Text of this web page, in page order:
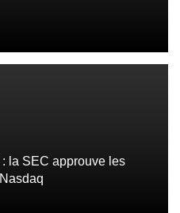
la SEC approuve les